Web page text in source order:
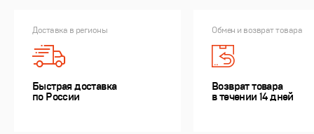
Доставка в регионы
Быстрая доставка
по России
Обмен и возврат товара
Возврат товара
в течении 14 дней